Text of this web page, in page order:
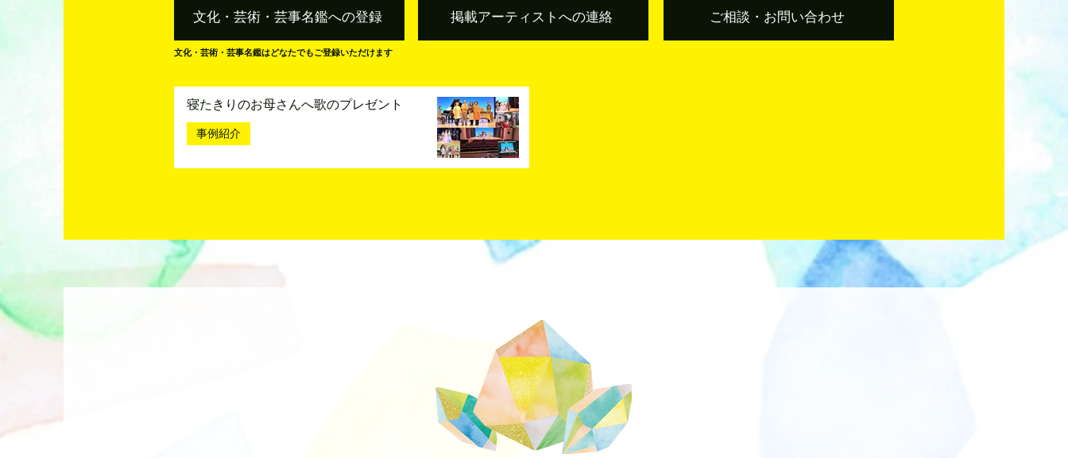
文化・芸術・芸事名鑑への登録 掲載アーティストへの連絡 ご相談・お問い合わせ
文化・芸術・芸事名鑑はどなたでもご登録いただけます
寝たきりのお母さんへ歌のプレゼント
事例紹介